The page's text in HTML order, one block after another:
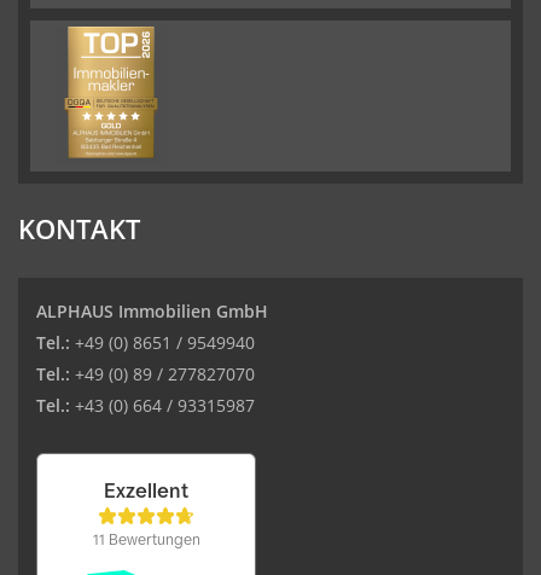
KONTAKT
ALPHAUS Immobilien GmbH
Tel.: +49 (0) 8651 / 9549940
Tel.: +49 (0) 89 / 277827070
Tel.: +43 (0) 664 / 93315987